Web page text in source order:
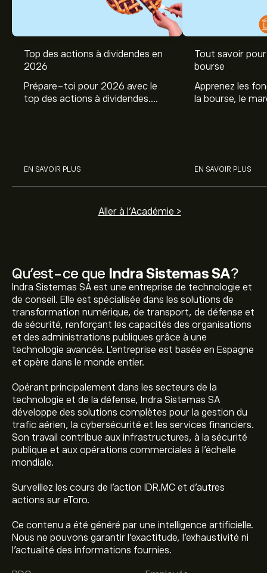
Qu’est-ce que Indra Sistemas SA?
Indra Sistemas SA est une entreprise de technologie et
de conseil. Elle est spécialisée dans les solutions de
transformation numérique, de transport, de défense et
de sécurité, renforçant les capacités des organisations
et des administrations publiques grâce à une
technologie avancée. L'entreprise est basée en Espagne
et opère dans le monde entier.
Opérant principalement dans les secteurs de la
technologie et de la défense, Indra Sistemas SA
développe des solutions complètes pour la gestion du
trafic aérien, la cybersécurité et les services financiers.
Son travail contribue aux infrastructures, à la sécurité
publique et aux opérations commerciales à l'échelle
mondiale.
Surveillez les cours de l'action IDR.MC et d'autres
actions sur eToro.
Ce contenu a été généré par une intelligence artificielle.
Nous ne pouvons garantir l’exactitude, l’exhaustivité ni
l’actualité des informations fournies.
Top des actions à dividendes en
2026
Prépare-toi pour 2026 avec le
top des actions à dividendes.
EN SAVOIR PLUS
Tout savoir
bourse
Apprenez les
la bourse, le
EN SAVOIR PLUS
Aller à l'Académie >
Le prix actuel de l'action IDR.MC est de 61.42‎€‎.